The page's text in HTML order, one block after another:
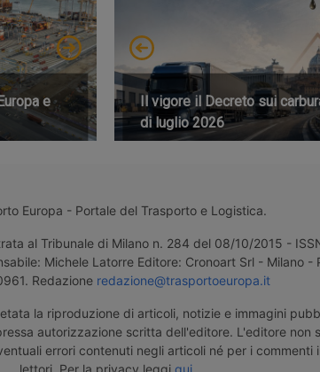
e
Il vigore il Decreto sui
di luglio 2026
Europa - Portale del Trasporto e Logistica.
al Tribunale di Milano n. 284 del 08/10/2015 -
Michele Latorre Editore: Cronoart Srl - Milano -
Redazione redazione@trasportoeuropa.it
la riproduzione di articoli, notizie e immagini
autorizzazione scritta dell'editore. L'editore non
errori contenuti negli articoli né per i commenti
lettori. Per la privacy leggi qui